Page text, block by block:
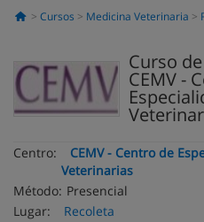
Cursos Medicina Veterinaria
Curso
CEMV -
Centro:
CEMV - Centro de
Veterinarias
Método: Presencial
Lugar:
Recoleta